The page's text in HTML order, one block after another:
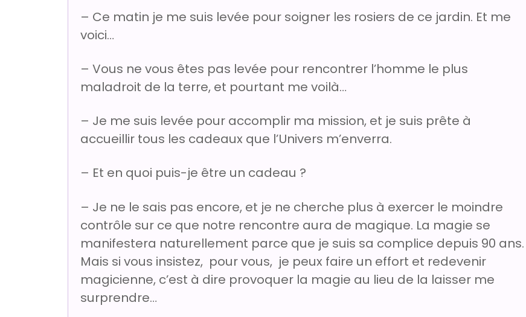
– Ce matin je me suis levée pour soigner les rosiers de ce jardin. Et me
voici…
– Vous ne vous êtes pas levée pour rencontrer l’homme le plus
maladroit de la terre, et pourtant me voilà…
– Je me suis levée pour accomplir ma mission, et je suis prête à
accueillir tous les cadeaux que l’Univers m’enverra.
– Et en quoi puis-je être un cadeau ?
– Je ne le sais pas encore, et je ne cherche plus à exercer le moindre
contrôle sur ce que notre rencontre aura de magique. La magie se
manifestera naturellement parce que je suis sa complice depuis 90 ans.
Mais si vous insistez, pour vous, je peux faire un effort et redevenir
magicienne, c’est à dire provoquer la magie au lieu de la laisser me
surprendre…